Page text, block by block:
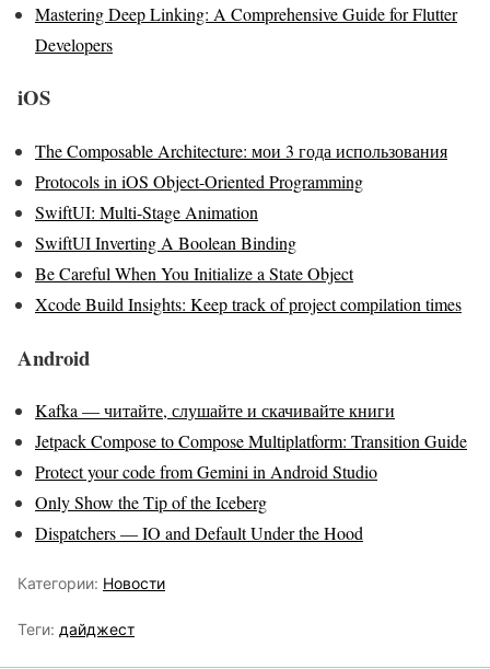
Mastering Deep Linking: A Comprehensive Guide for Flutter
Developers
iOS
The Composable Architecture: мои 3 года использования
Protocols in iOS Object-Oriented Programming
SwiftUI: Multi-Stage Animation
SwiftUI Inverting A Boolean Binding
Be Careful When You Initialize a State Object
Xcode Build Insights: Keep track of project compilation times
Android
Kafka — читайте, слушайте и скачивайте книги
Jetpack Compose to Compose Multiplatform: Transition Guide
Protect your code from Gemini in Android Studio
Only Show the Tip of the Iceberg
Dispatchers — IO and Default Under the Hood
Категории: Новости
Теги: дайджест